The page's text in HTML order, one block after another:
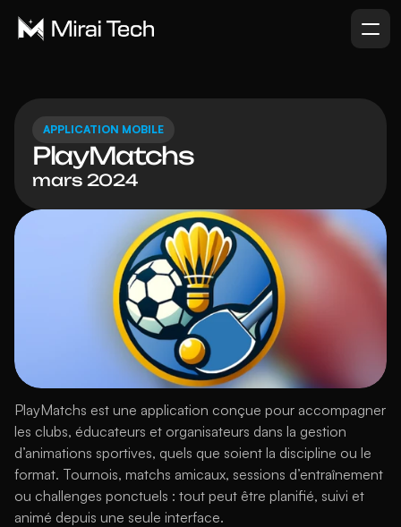
APPLICATION MOBILE
PlayMatchs
mars 2024
PlayMatchs est une application conçue pour accompagner
les clubs, éducateurs et organisateurs dans la gestion
d’animations sportives, quels que soient la discipline ou le
format. Tournois, matchs amicaux, sessions d’entraînement
ou challenges ponctuels : tout peut être planifié, suivi et
animé depuis une seule interface.